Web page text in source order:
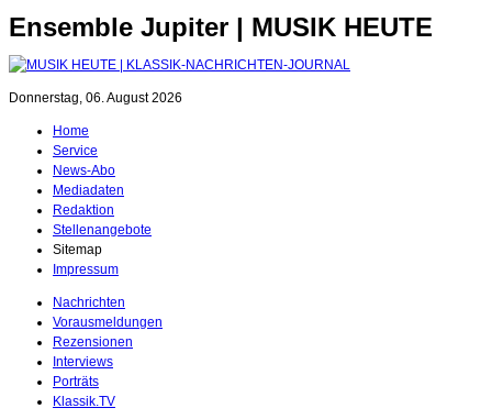
Ensemble Jupiter | MUSIK HEUTE
Donnerstag, 06. August 2026
Home
Service
News-Abo
Mediadaten
Redaktion
Stellenangebote
Sitemap
Impressum
Nachrichten
Vorausmeldungen
Rezensionen
Interviews
Porträts
Klassik.TV